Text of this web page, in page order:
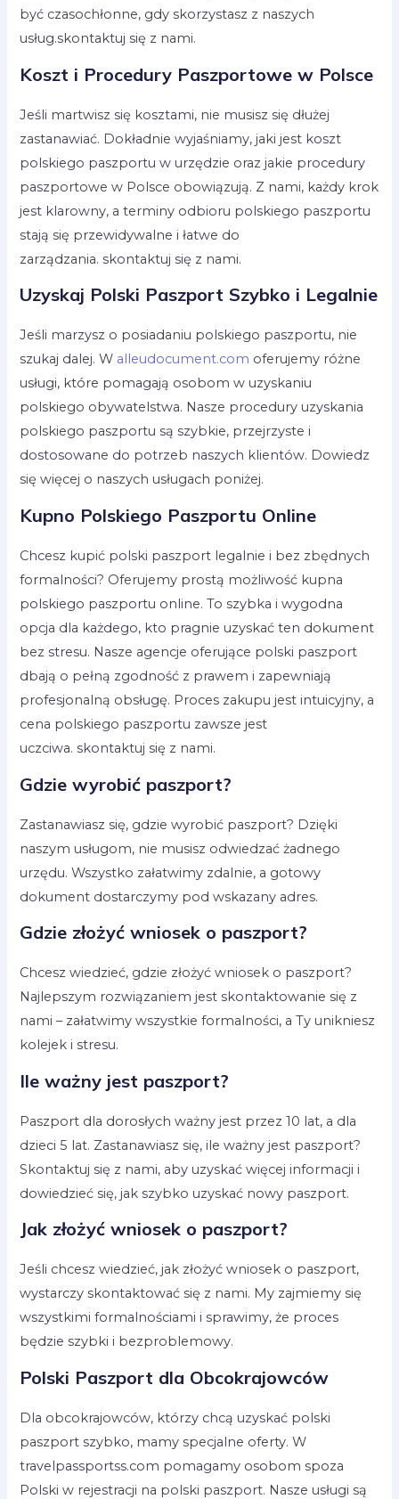
być czasochłonne, gdy skorzystasz z naszych
usług.skontaktuj się z nami.
Koszt i Procedury Paszportowe w Polsce
Jeśli martwisz się kosztami, nie musisz się dłużej
zastanawiać. Dokładnie wyjaśniamy, jaki jest koszt
polskiego paszportu w urzędzie oraz jakie procedury
paszportowe w Polsce obowiązują. Z nami, każdy krok
jest klarowny, a terminy odbioru polskiego paszportu
stają się przewidywalne i łatwe do
zarządzania. skontaktuj się z nami.
Uzyskaj Polski Paszport Szybko i Legalnie
Jeśli marzysz o posiadaniu polskiego paszportu, nie
szukaj dalej. W alleudocument.com oferujemy różne
usługi, które pomagają osobom w uzyskaniu
polskiego obywatelstwa. Nasze procedury uzyskania
polskiego paszportu są szybkie, przejrzyste i
dostosowane do potrzeb naszych klientów. Dowiedz
się więcej o naszych usługach poniżej.
Kupno Polskiego Paszportu Online
Chcesz kupić polski paszport legalnie i bez zbędnych
formalności? Oferujemy prostą możliwość kupna
polskiego paszportu online. To szybka i wygodna
opcja dla każdego, kto pragnie uzyskać ten dokument
bez stresu. Nasze agencje oferujące polski paszport
dbają o pełną zgodność z prawem i zapewniają
profesjonalną obsługę. Proces zakupu jest intuicyjny, a
cena polskiego paszportu zawsze jest
uczciwa. skontaktuj się z nami.
Gdzie wyrobić paszport?
Zastanawiasz się, gdzie wyrobić paszport? Dzięki
naszym usługom, nie musisz odwiedzać żadnego
urzędu. Wszystko załatwimy zdalnie, a gotowy
dokument dostarczymy pod wskazany adres.
Gdzie złożyć wniosek o paszport?
Chcesz wiedzieć, gdzie złożyć wniosek o paszport?
Najlepszym rozwiązaniem jest skontaktowanie się z
nami – załatwimy wszystkie formalności, a Ty unikniesz
kolejek i stresu.
Ile ważny jest paszport?
Paszport dla dorosłych ważny jest przez 10 lat, a dla
dzieci 5 lat. Zastanawiasz się, ile ważny jest paszport?
Skontaktuj się z nami, aby uzyskać więcej informacji i
dowiedzieć się, jak szybko uzyskać nowy paszport.
Jak złożyć wniosek o paszport?
Jeśli chcesz wiedzieć, jak złożyć wniosek o paszport,
wystarczy skontaktować się z nami. My zajmiemy się
wszystkimi formalnościami i sprawimy, że proces
będzie szybki i bezproblemowy.
Polski Paszport dla Obcokrajowców
Dla obcokrajowców, którzy chcą uzyskać polski
paszport szybko, mamy specjalne oferty. W
travelpassportss.com pomagamy osobom spoza
Polski w rejestracji na polski paszport. Nasze usługi są